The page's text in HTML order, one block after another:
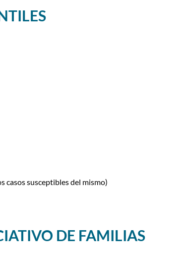
casos susceptibles del mismo)
DE FAMILIAS